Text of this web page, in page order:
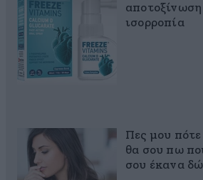
ισορροπία
Πες μου
θα σου πω
σου έκανα